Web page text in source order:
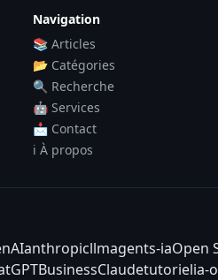
Navigation
📚 Articles
📂 Catégories
🔍 Recherche
🤖 Services
📩 Contact
ℹ️ À propos
anthropicllmagents-iaOpen
BusinessClaudetutorielia-